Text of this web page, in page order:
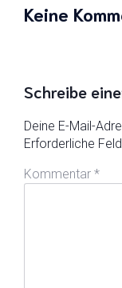
Keine
Schreibe
Deine E-Mail-
Erforderliche
Kommentar *